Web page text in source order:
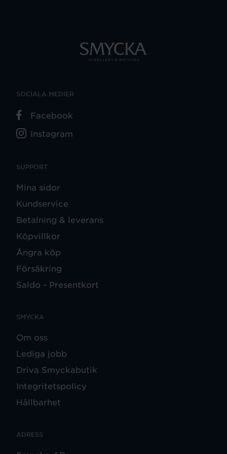
SUPPORT
Mina sidor
Kundservice
Betalning & leverans
Köpvillkor
Ångra köp
Försäkring
Saldo - Presentkort
SMYCKA
Om oss
Lediga jobb
Driva Smyckabutik
Integritetspolicy
Hållbarhet
ADRESS
SOCIALA MEDIER
Facebook
Instagram